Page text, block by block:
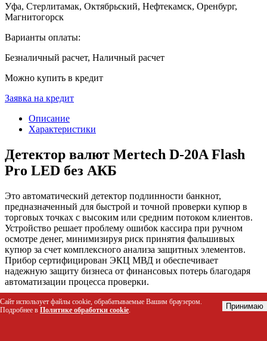
Уфа, Стерлитамак, Октябрьский, Нефтекамск, Оренбург,
Магнитогорск
Варианты оплаты:
Безналичный расчет, Наличный расчет
Можно купить в кредит
Заявка на кредит
Описание
Характеристики
Детектор валют Mertech D-20A Flash
Pro LED без АКБ
Это автоматический детектор подлинности банкнот,
предназначенный для быстрой и точной проверки купюр в
торговых точках с высоким или средним потоком клиентов.
Устройство решает проблему ошибок кассира при ручном
осмотре денег, минимизируя риск принятия фальшивых
купюр за счет комплексного анализа защитных элементов.
Прибор сертифицирован ЭКЦ МВД и обеспечивает
надежную защиту бизнеса от финансовых потерь благодаря
автоматизации процесса проверки.
Кому подойдет этот товар
Сайт использует файлы cookie, обрабатываемые Вашим браузером.
Подробнее в Политике обработки cookie. Принимаю